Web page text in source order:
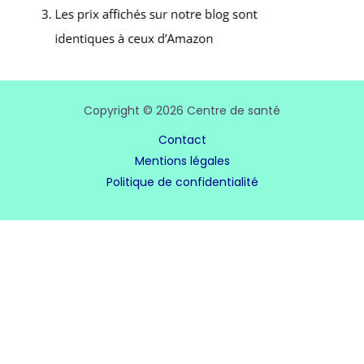
Copyright © 2026 Centre de santé
Contact
Mentions légales
Politique de confidentialité